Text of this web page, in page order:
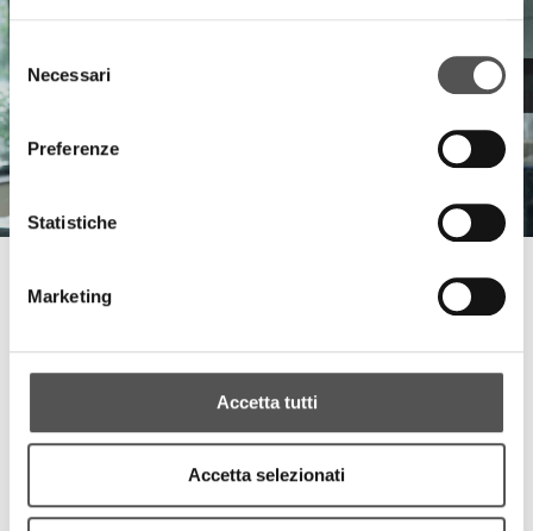
del
consenso
Necessari
Preferenze
Statistiche
Marketing
Accetta tutti
Accetta selezionati
TUTTI GLI HIGHLIGHTS